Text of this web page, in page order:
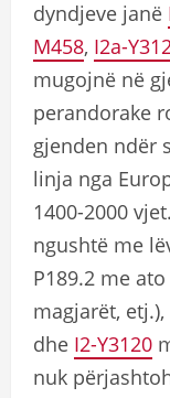
dyndjeve janë
M458, I2a-
mugojnë në
perandorake
gjenden ndër
linja nga
1400-2000 vjet.
ngushtë me
P189.2 me
magjarët, etj.),
dhe I2-Y3120
nuk